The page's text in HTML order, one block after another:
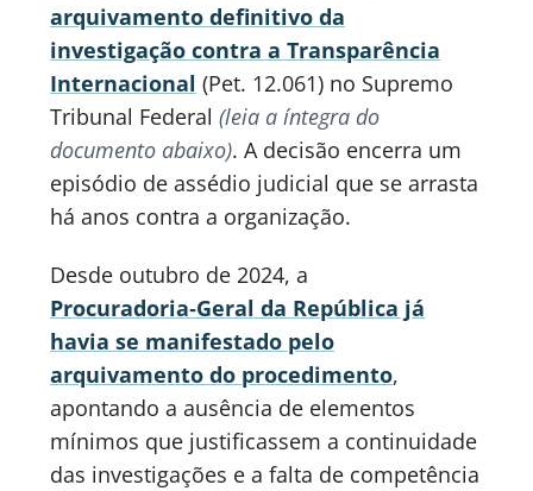
arquivamento definitivo da
investigação contra a Transparência
Internacional (Pet. 12.061) no Supremo
Tribunal Federal (leia a íntegra do
documento abaixo). A decisão encerra um
episódio de assédio judicial que se arrasta
há anos contra a organização.
Desde outubro de 2024, a
Procuradoria‑Geral da República já
havia se manifestado pelo
arquivamento do procedimento,
apontando a ausência de elementos
mínimos que justificassem a continuidade
das investigações e a falta de competência